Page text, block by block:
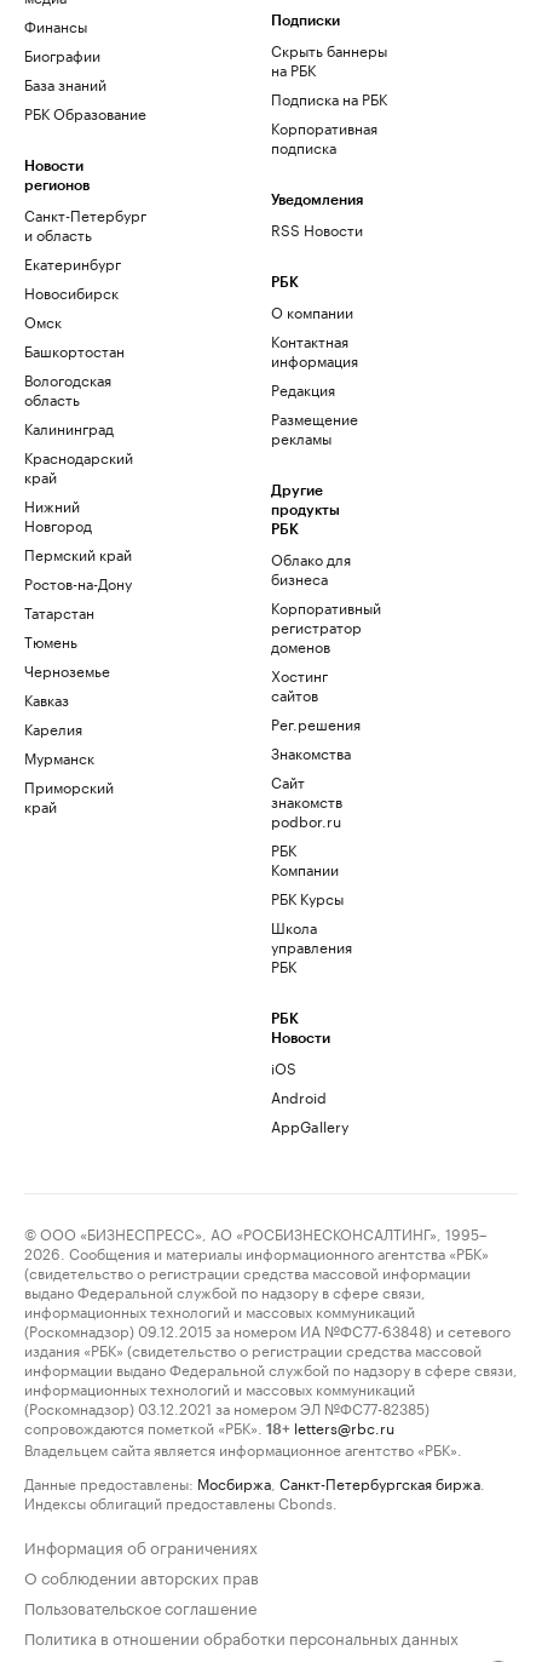
Финансы
Биографии
База знаний
РБК Образование
Новости
регионов
Санкт-Петербург
и область
Екатеринбург
Новосибирск
Омск
Башкортостан
Вологодская
область
Калининград
Краснодарский
край
Нижний
Новгород
Пермский край
Ростов-на-Дону
Татарстан
Тюмень
Черноземье
Кавказ
Карелия
Мурманск
Приморский
край
Подписки
Скрыть баннеры
на РБК
Подписка на РБК
Корпоративная
подписка
Уведомления
RSS Новости
РБК
О компании
Контактная
информация
Редакция
Размещение
рекламы
Другие
продукты
РБК
Облако для
бизнеса
Корпоративный
регистратор
доменов
Хостинг
сайтов
Рег.решения
Знакомства
Сайт
знакомств
podbor.ru
РБК
Компании
РБК Курсы
Школа
управления
РБК
РБК
Новости
iOS
Android
AppGallery
© ООО «БИЗНЕСПРЕСС», АО «РОСБИЗНЕСКОНСАЛТИНГ», 1995–
2026. Сообщения и материалы информационного агентства «РБК»
(свидетельство о регистрации средства массовой информации
выдано Федеральной службой по надзору в сфере связи,
информационных технологий и массовых коммуникаций
(Роскомнадзор) 09.12.2015 за номером ИА №ФС77-63848) и сетевого
издания «РБК» (свидетельство о регистрации средства массовой
информации выдано Федеральной службой по надзору в сфере связи,
информационных технологий и массовых коммуникаций
(Роскомнадзор) 03.12.2021 за номером ЭЛ №ФС77-82385)
сопровождаются пометкой «РБК».
18+ letters@rbc.ru
Владельцем сайта является информационное агентство «РБК».
Данные предоставлены: Мосбиржа Санкт-Петербургская биржа
Индексы облигаций предоставлены Cbonds.
Информация об ограничениях
О соблюдении авторских прав
Пользовательское соглашение
Политика в отношении обработки персональных данных